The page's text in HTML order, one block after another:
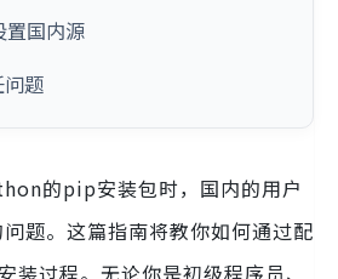
置国内源
题
的pip安装包时，国内的用户
题。这篇指南将教你如何通过配
装过程。无论你是初级程序员、